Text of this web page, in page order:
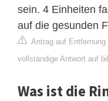
sein. 4 Einheiten
auf die gesunden
Antrag auf Entfernung
vollständige Antwort auf
Was ist die